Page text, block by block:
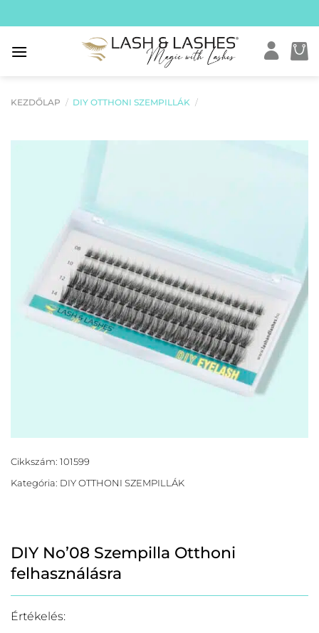
to
content
KEZDŐLAP / DIY OTTHONI SZEMPILLÁK /
Cikkszám: 101599
Kategória: DIY OTTHONI SZEMPILLÁK
DIY No’08 Szempilla Otthoni
felhasználásra
Értékelés: